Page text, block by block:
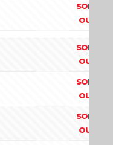
SOLD
OUT
SOLD
OUT
SOLD
OUT
SOLD
OUT